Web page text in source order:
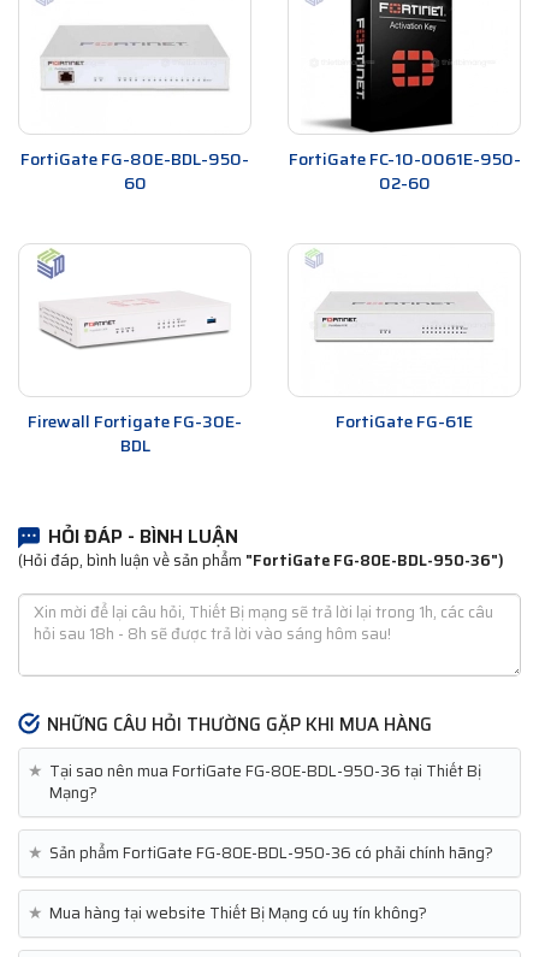
FortiGate FG-80E-BDL-950-
60
FortiGate FC-10-0061E-950-
02-60
Firewall Fortigate FG-30E-
BDL
FortiGate FG-61E
HỎI ĐÁP - BÌNH LUẬN
(Hỏi đáp, bình luận về sản phẩm "FortiGate FG-80E-BDL-950-36")
NHỮNG CÂU HỎI THƯỜNG GẶP KHI MUA HÀNG
★ Tại sao nên mua FortiGate FG-80E-BDL-950-36 tại Thiết Bị
Mạng?
★ Sản phẩm FortiGate FG-80E-BDL-950-36 có phải chính hãng?
★ Mua hàng tại website Thiết Bị Mạng có uy tín không?